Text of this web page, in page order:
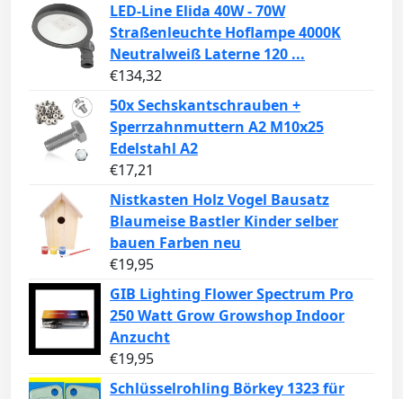
LED-Line Elida 40W - 70W
Straßenleuchte Hoflampe 4000K
Neutralweiß Laterne 120 ...
€134,32
50x Sechskantschrauben +
Sperrzahnmuttern A2 M10x25
Edelstahl A2
€17,21
Nistkasten Holz Vogel Bausatz
Blaumeise Bastler Kinder selber
bauen Farben neu
€19,95
GIB Lighting Flower Spectrum Pro
250 Watt Grow Growshop Indoor
Anzucht
€19,95
Schlüsselrohling Börkey 1323 für